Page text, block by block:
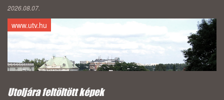
2026.08.07.
www.utv.hu
Utoljára feltöltött képek